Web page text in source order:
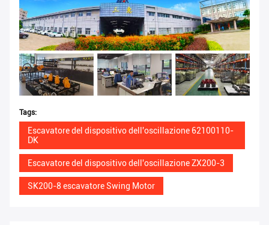
Tags:
Escavatore del dispositivo dell'oscillazione 62100110-
DK
Escavatore del dispositivo dell'oscillazione ZX200-3
SK200-8 escavatore Swing Motor